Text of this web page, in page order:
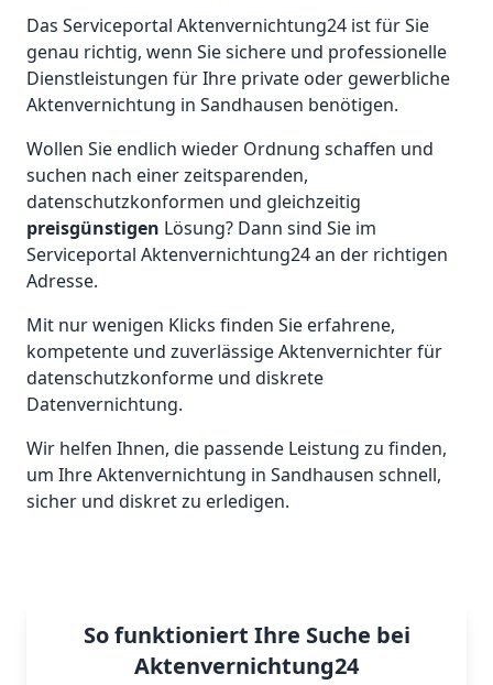
Das Serviceportal Aktenvernichtung24 ist für Sie
genau richtig, wenn Sie sichere und professionelle
Dienstleistungen für Ihre private oder gewerbliche
Aktenvernichtung in Sandhausen benötigen.
Wollen Sie endlich wieder Ordnung schaffen und
suchen nach einer zeitsparenden,
datenschutzkonformen und gleichzeitig
preisgünstigen Lösung? Dann sind Sie im
Serviceportal Aktenvernichtung24 an der richtigen
Adresse.
Mit nur wenigen Klicks finden Sie erfahrene,
kompetente und zuverlässige Aktenvernichter für
datenschutzkonforme und diskrete
Datenvernichtung.
Wir helfen Ihnen, die passende Leistung zu finden,
um Ihre Aktenvernichtung in Sandhausen schnell,
sicher und diskret zu erledigen.
So funktioniert Ihre Suche bei
Aktenvernichtung24